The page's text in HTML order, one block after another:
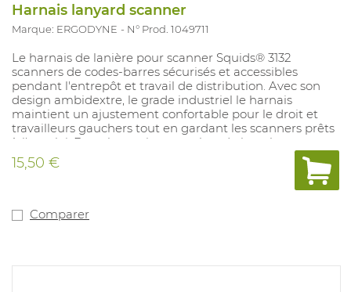
Harnais lanyard scanner
Marque: ERGODYNE N° Prod. 1049711
Le harnais de lanière pour scanner Squids® 3132
scanners de codes-barres sécurisés et accessibles
pendant l'entrepôt et travail de distribution. Avec son
design ambidextre, le grade industriel le harnais
maintient un ajustement confortable pour le droit et
travailleurs gauchers tout en gardant les scanners prêts
à l'emploi. Deux les petites attaches de boucle se
connectent aux trous captifs intégrés dans le scanners,
ce qui leur permet de s'accrocher confortablement sur
la hanche lorsque non utilisé et évitant les dommages
avec un étui (art. 1054143).
15,50 €
Comparer